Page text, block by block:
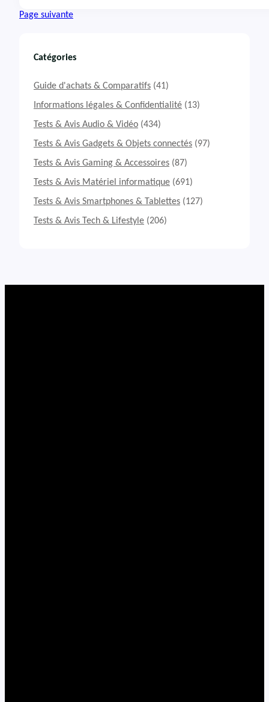
v
i
s
V
T
L
8
5
C
9
Page suivante
Catégories
Guide d'achats & Comparatifs (41)
Informations légales & Confidentialité (13)
Tests & Avis Audio & Vidéo (434)
Tests & Avis Gadgets & Objets connectés (97)
Tests & Avis Gaming & Accessoires (87)
Tests & Avis Matériel informatique (691)
Tests & Avis Smartphones & Tablettes (127)
Tests & Avis Tech & Lifestyle (206)